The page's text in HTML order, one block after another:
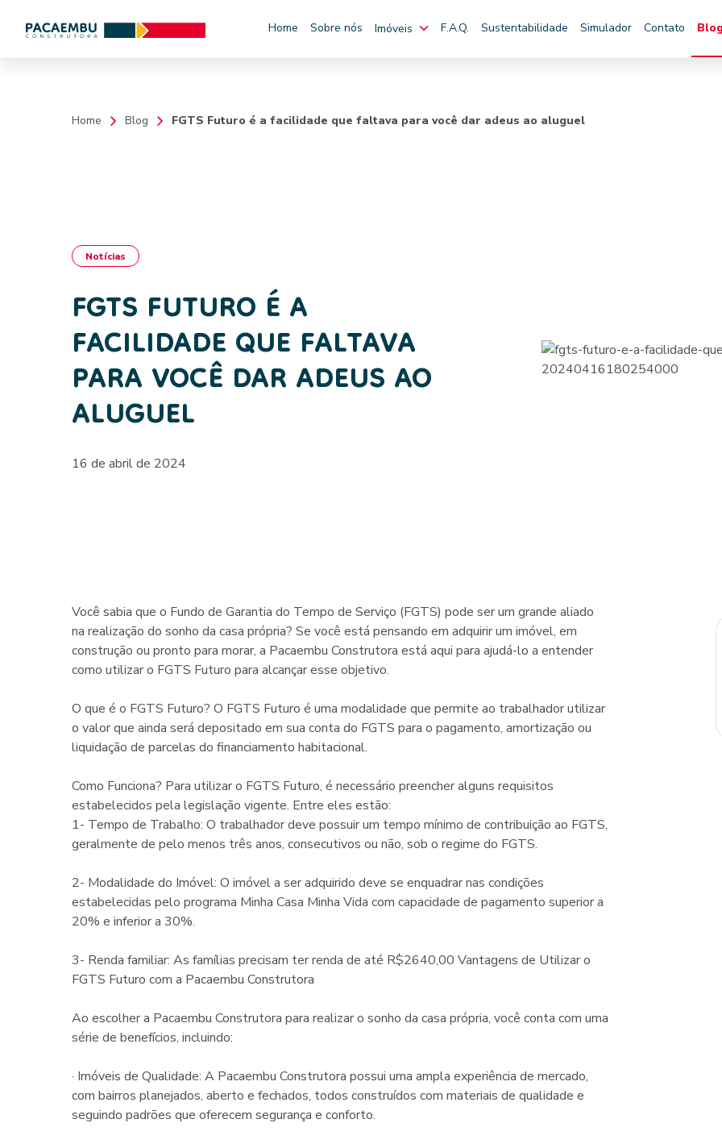
Home Sobre nós Imóveis F.A.Q. Sustentabilidade Simulador Contato
Home Blog FGTS Futuro é a facilidade que faltava para você dar adeus ao aluguel
Notícias
FGTS FUTURO É A
FACILIDADE QUE FALTAVA
PARA VOCÊ DAR ADEUS AO
ALUGUEL
16 de abril de 2024
Você sabia que o Fundo de Garantia do Tempo de Serviço (FGTS) pode ser um grande aliado
na realização do sonho da casa própria? Se você está pensando em adquirir um imóvel, em
construção ou pronto para morar, a Pacaembu Construtora está aqui para ajudá-lo a entender
como utilizar o FGTS Futuro para alcançar esse objetivo.
O que é o FGTS Futuro? O FGTS Futuro é uma modalidade que permite ao trabalhador utilizar
o valor que ainda será depositado em sua conta do FGTS para o pagamento, amortização ou
liquidação de parcelas do financiamento habitacional.
Como Funciona? Para utilizar o FGTS Futuro, é necessário preencher alguns requisitos
estabelecidos pela legislação vigente. Entre eles estão:
1- Tempo de Trabalho: O trabalhador deve possuir um tempo mínimo de contribuição ao FGTS,
geralmente de pelo menos três anos, consecutivos ou não, sob o regime do FGTS.
2- Modalidade do Imóvel: O imóvel a ser adquirido deve se enquadrar nas condições
estabelecidas pelo programa Minha Casa Minha Vida com capacidade de pagamento superior a
20% e inferior a 30%.
3- Renda familiar: As famílias precisam ter renda de até R$2640,00 Vantagens de Utilizar o
FGTS Futuro com a Pacaembu Construtora
Ao escolher a Pacaembu Construtora para realizar o sonho da casa própria, você conta com uma
série de benefícios, incluindo:
· Imóveis de Qualidade: A Pacaembu Construtora possui uma ampla experiência de mercado,
com bairros planejados, aberto e fechados, todos construídos com materiais de qualidade e
seguindo padrões que oferecem segurança e conforto.